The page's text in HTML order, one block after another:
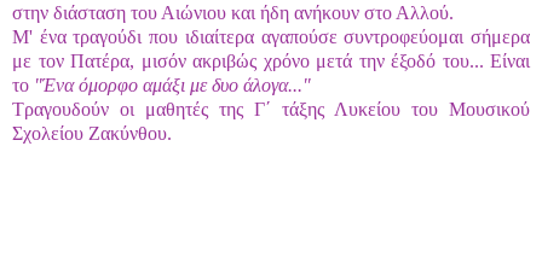
στην διάσταση του Αιώνιου και ήδη ανήκουν στο Αλλού.
Μ' ένα τραγούδι που ιδιαίτερα αγαπούσε συντροφεύομαι σήμερα
με τον Πατέρα, μισόν ακριβώς χρόνο μετά την έξοδό του... Είναι
το "Ένα όμορφο αμάξι με δυο άλογα..."
Τραγουδούν οι μαθητές της Γ΄ τάξης Λυκείου του Μουσικού
Σχολείου Ζακύνθου.